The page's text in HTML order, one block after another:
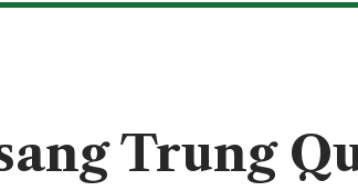
Trung